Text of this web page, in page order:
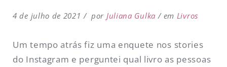
4 de julho de 2021 por Juliana Gulka em Livros
Um tempo atrás fiz uma enquete nos stories
do Instagram e perguntei qual livro as pessoas